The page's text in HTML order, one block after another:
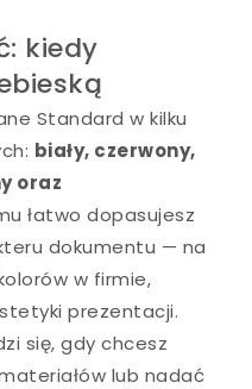
kiedy
Standard w kilku
biały, czerwony,
oraz
łatwo dopasujesz
dokumentu — na
w firmie,
prezentacji.
się, gdy chcesz
lub nadać